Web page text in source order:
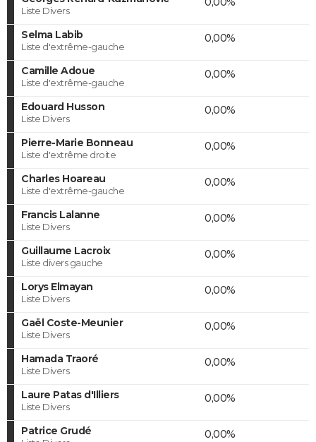
Liste Divers
Selma Labib
Liste d'extrême-gauche
0,00%
Camille Adoue
Liste d'extrême-gauche
0,00%
Edouard Husson
Liste Divers
0,00%
Pierre-Marie Bonneau
Liste d'extrême droite
0,00%
Charles Hoareau
Liste d'extrême-gauche
0,00%
Francis Lalanne
Liste Divers
0,00%
Guillaume Lacroix
Liste divers gauche
0,00%
Lorys Elmayan
Liste Divers
0,00%
Gaël Coste-Meunier
Liste Divers
0,00%
Hamada Traoré
Liste Divers
0,00%
Laure Patas d'Illiers
Liste Divers
0,00%
Patrice Grudé 0,00%